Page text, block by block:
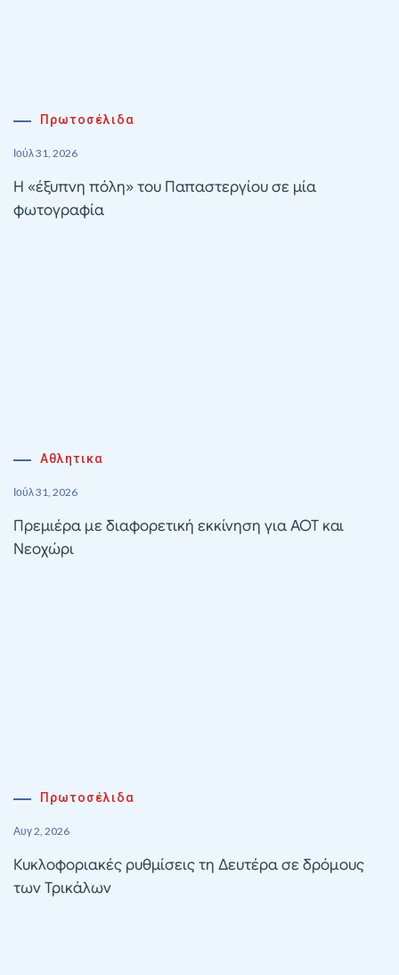
Πρωτοσέλιδα
Ιούλ 31, 2026
Η «έξυπνη πόλη» του Παπαστεργίου σε μία
φωτογραφία
Αθλητικα
Ιούλ 31, 2026
Πρεμιέρα με διαφορετική εκκίνηση για ΑΟΤ και
Νεοχώρι
Πρωτοσέλιδα
Αυγ 2, 2026
Κυκλοφοριακές ρυθμίσεις τη Δευτέρα σε δρόμους
των Τρικάλων